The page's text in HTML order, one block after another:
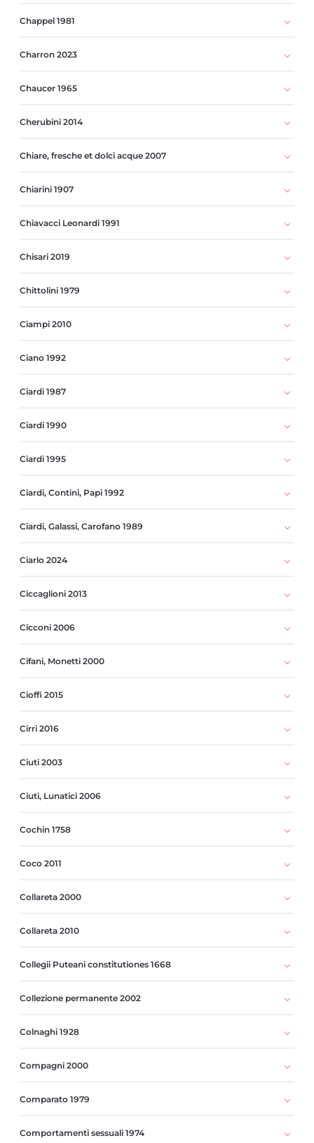
Chappel 1981
Charron 2023
Chaucer 1965
Cherubini 2014
Chiare, fresche et dolci acque 2007
Chiarini 1907
Chiavacci Leonardi 1991
Chisari 2019
Chittolini 1979
Ciampi 2010
Ciano 1992
Ciardi 1987
Ciardi 1990
Ciardi 1995
Ciardi, Contini, Papi 1992
Ciardi, Galassi, Carofano 1989
Ciarlo 2024
Ciccaglioni 2013
Cicconi 2006
Cifani, Monetti 2000
Cioffi 2015
Cirri 2016
Ciuti 2003
Ciuti, Lunatici 2006
Cochin 1758
Coco 2011
Collareta 2000
Collareta 2010
Collegii Puteani constitutiones 1668
Collezione permanente 2002
Colnaghi 1928
Compagni 2000
Comparato 1979
Comportamenti sessuali 1974